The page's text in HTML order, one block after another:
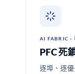
AI FABRIC ·
PFC 死
逐埠、逐